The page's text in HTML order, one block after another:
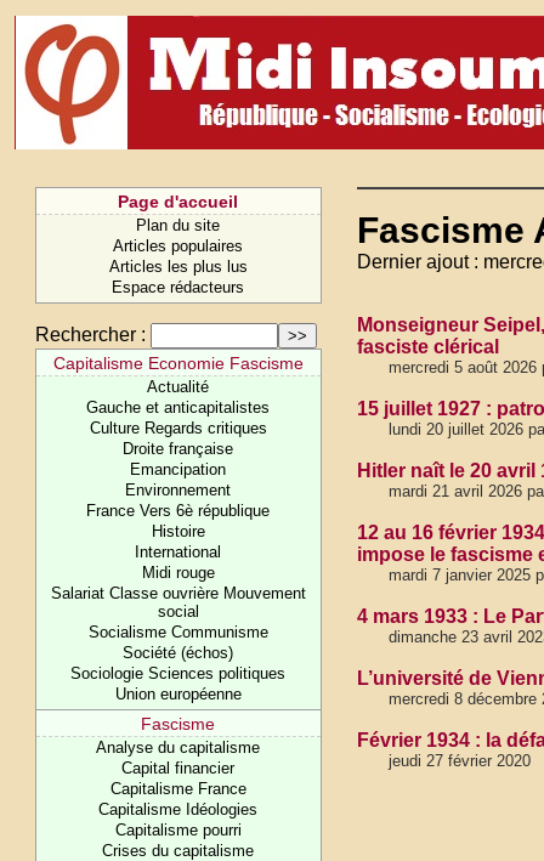
Page d'accueil
Plan du site
Articles populaires
Articles les plus lus
Espace rédacteurs
Rechercher :
Capitalisme Economie Fascisme
Actualité
Gauche et anticapitalistes
Culture Regards critiques
Droite française
Emancipation
Environnement
France Vers 6è république
Histoire
International
Midi rouge
Salariat Classe ouvrière Mouvement
social
Socialisme Communisme
Société (échos)
Sociologie Sciences politiques
Union européenne
Fascisme
Analyse du capitalisme
Capital financier
Capitalisme France
Capitalisme Idéologies
Capitalisme pourri
Crises du capitalisme
Fascisme
Dernier ajout :
Monseigneur
fasciste clérical
mercredi 5 août
15 juillet 1927 :
lundi 20 juillet 2026
Hitler naît le 20
mardi 21 avril 2026
12 au 16 février
impose le fascisme
mardi 7 janvier 2025
4 mars 1933 : Le
dimanche 23 avril
L’université de
mercredi 8 décembre
Février 1934 : la
jeudi 27 février 2020